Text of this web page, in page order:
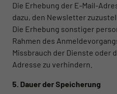
Die Erhebung der E-Mail-
dazu, den Newsletter
Die Erhebung sonstiger
Rahmen des
Missbrauch der Dienste oder
Adresse zu verhindern.
5. Dauer der Speicherung